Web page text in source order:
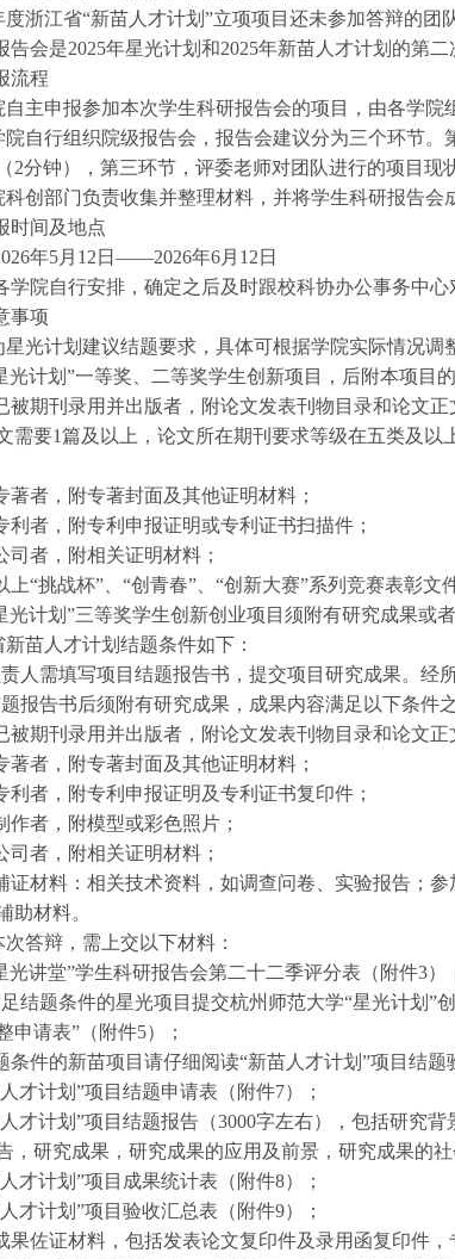
度浙江省“新苗人才计划”立项项目还未参加答辩的团
告会是2025年星光计划和2025年新苗人才计划的第二
流程
自主申报参加本次学生科研报告会的项目，由各学院
院自行组织院级报告会，报告会建议分为三个环节
2分钟），第三环节，评委老师对团队进行的项目现
科创部门负责收集并整理材料，并将学生科研报告
时间及地点
年5月12日——2026年6月12日
学院自行安排，确定之后及时跟校科协办公事务中心
事项
星光计划建议结题要求，具体可根据学院实际情况调
光计划”一等奖、二等奖学生创新项目，后附本项目
期刊录用并出版者，附论文发表刊物目录和论文
需要1篇及以上，论文所在期刊要求等级在五类及
者，附专著封面及其他证明材料；
者，附专利申报证明或专利证书扫描件；
者，附相关证明材料；
“挑战杯”、“创青春”、“创新大赛”系列竞赛表彰文件
光计划”三等奖学生创新创业项目须附有研究成果或
新苗人才计划结题条件如下：
责人需填写项目结题报告书，提交项目研究成果。经
题报告书后须附有研究成果，成果内容满足以下条件
期刊录用并出版者，附论文发表刊物目录和论文
者，附专著封面及其他证明材料；
者，附专利申报证明及专利证书复印件；
者，附模型或彩色照片；
者，附相关证明材料；
材料：相关技术资料，如调查问卷、实验报告；
助材料。
次答辩，需上交以下材料：
光讲堂”学生科研报告会第二十二季评分表（附件3）
足结题条件的星光项目提交杭州师范大学“星光计划
申请表”（附件5）；
条件的新苗项目请仔细阅读“新苗人才计划”项目结
才计划”项目结题申请表（附件7）；
才计划”项目结题报告（3000字左右），包括研究
，研究成果，研究成果的应用及前景，研究成果的
才计划”项目成果统计表（附件8）；
才计划”项目验收汇总表（附件9）；
佐证材料，包括发表论文复印件及录用函复印件